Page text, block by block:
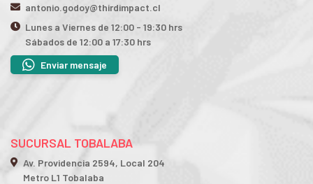
antonio.godoy@thirdimpact.cl
Lunes a Viernes de 12:00 - 19:30 hrs
Sábados de 12:00 a 17:30 hrs
Enviar mensaje
SUCURSAL TOBALABA
Av. Providencia 2594, Local 204
Metro L1 Tobalaba